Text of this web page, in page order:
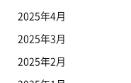
2025年4月
2025年3月
2025年2月